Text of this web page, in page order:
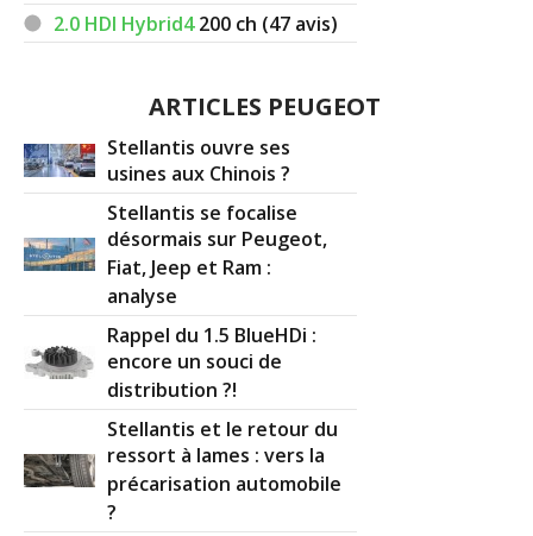
2.0 HDI Hybrid4200 ch (47 avis)
ARTICLES PEUGEOT
Stellantis ouvre ses
usines aux Chinois ?
Stellantis se focalise
désormais sur Peugeot,
Fiat, Jeep et Ram :
analyse
Rappel du 1.5 BlueHDi :
encore un souci de
distribution ?!
Stellantis et le retour du
ressort à lames : vers la
précarisation automobile
?